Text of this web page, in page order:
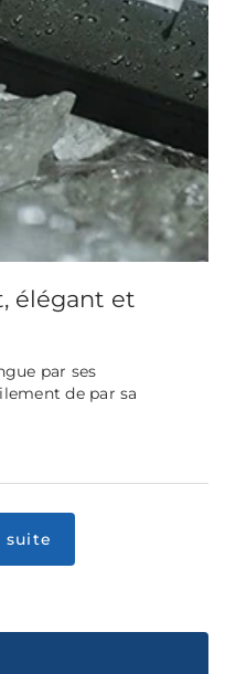
élégant et
par ses
de par sa